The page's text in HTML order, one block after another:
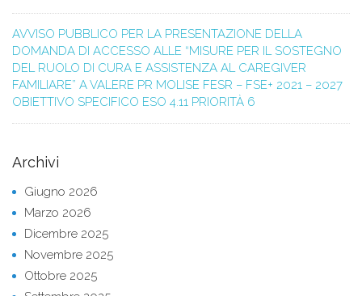
AVVISO PUBBLICO PER LA PRESENTAZIONE DELLA
DOMANDA DI ACCESSO ALLE “MISURE PER IL SOSTEGNO
DEL RUOLO DI CURA E ASSISTENZA AL CAREGIVER
FAMILIARE” A VALERE PR MOLISE FESR – FSE+ 2021 – 2027
OBIETTIVO SPECIFICO ESO 4.11 PRIORITÀ 6
Archivi
Giugno 2026
Marzo 2026
Dicembre 2025
Novembre 2025
Ottobre 2025